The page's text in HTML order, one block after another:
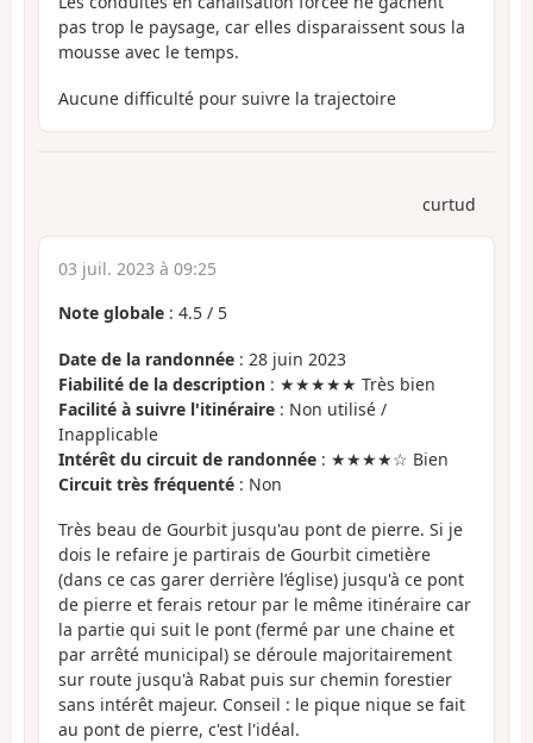
pas trop le paysage, car elles disparaissent sous la
mousse avec le temps.
Aucune difficulté pour suivre la trajectoire
curtud
03 juil. 2023 à 09:25
Note globale : 4.5 / 5
Date de la randonnée : 28 juin 2023
Fiabilité de la description : ★★★★★ Très bien
Facilité à suivre l'itinéraire : Non utilisé /
Inapplicable
Intérêt du circuit de randonnée : ★★★★☆ Bien
Circuit très fréquenté : Non
Très beau de Gourbit jusqu'au pont de pierre. Si je
dois le refaire je partirais de Gourbit cimetière
(dans ce cas garer derrière l’église) jusqu'à ce pont
de pierre et ferais retour par le même itinéraire car
la partie qui suit le pont (fermé par une chaine et
par arrêté municipal) se déroule majoritairement
sur route jusqu'à Rabat puis sur chemin forestier
sans intérêt majeur. Conseil : le pique nique se fait
au pont de pierre, c'est l'idéal.